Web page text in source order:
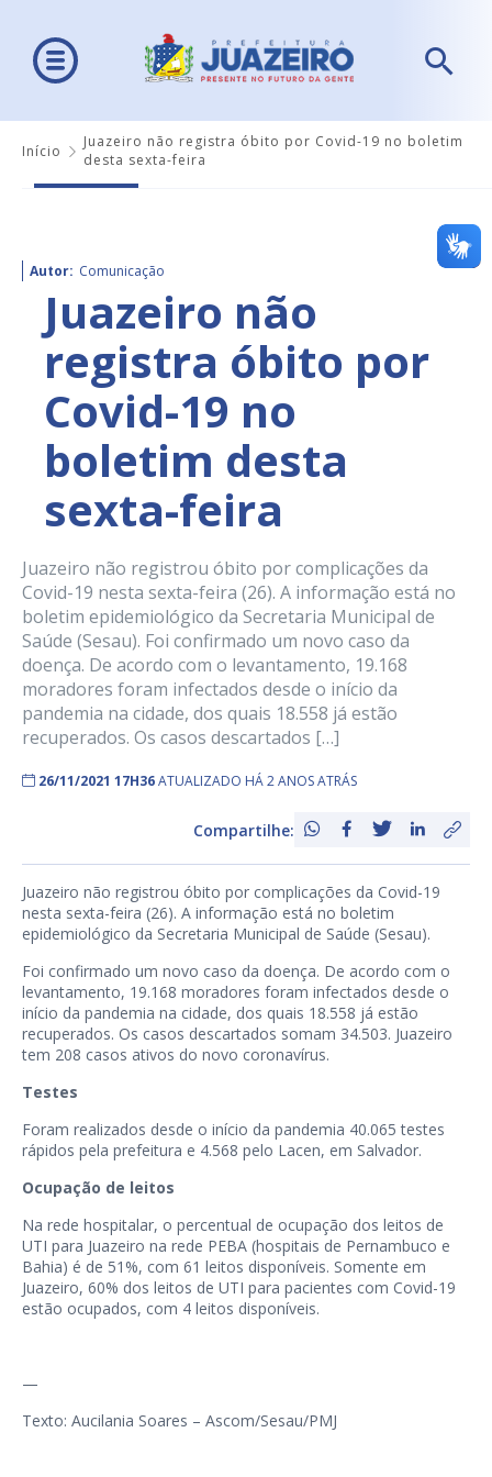
Início
Juazeiro não registra óbito por Covid-19 no boletim
desta sexta-feira
Autor: Comunicação
Juazeiro não
registra óbito por
Covid-19 no
boletim desta
sexta-feira
Juazeiro não registrou óbito por complicações da
Covid-19 nesta sexta-feira (26). A informação está no
boletim epidemiológico da Secretaria Municipal de
Saúde (Sesau). Foi confirmado um novo caso da
doença. De acordo com o levantamento, 19.168
moradores foram infectados desde o início da
pandemia na cidade, dos quais 18.558 já estão
recuperados. Os casos descartados […]
26/11/2021 17H36ATUALIZADO HÁ 2 ANOS ATRÁS
Compartilhe:
Juazeiro não registrou óbito por complicações da Covid-19
nesta sexta-feira (26). A informação está no boletim
epidemiológico da Secretaria Municipal de Saúde (Sesau).
Foi confirmado um novo caso da doença. De acordo com o
levantamento, 19.168 moradores foram infectados desde o
início da pandemia na cidade, dos quais 18.558 já estão
recuperados. Os casos descartados somam 34.503. Juazeiro
tem 208 casos ativos do novo coronavírus.
Testes
Foram realizados desde o início da pandemia 40.065 testes
rápidos pela prefeitura e 4.568 pelo Lacen, em Salvador.
Ocupação de leitos
Na rede hospitalar, o percentual de ocupação dos leitos de
UTI para Juazeiro na rede PEBA (hospitais de Pernambuco e
Bahia) é de 51%, com 61 leitos disponíveis. Somente em
Juazeiro, 60% dos leitos de UTI para pacientes com Covid-19
estão ocupados, com 4 leitos disponíveis.
—
Texto: Aucilania Soares – Ascom/Sesau/PMJ